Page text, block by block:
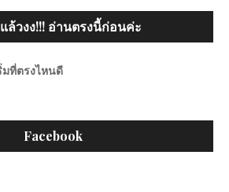
ล้วงง!!! อ่านตรงนี้ก่อนค่ะ
มที่ตรงไหนดี
Facebook